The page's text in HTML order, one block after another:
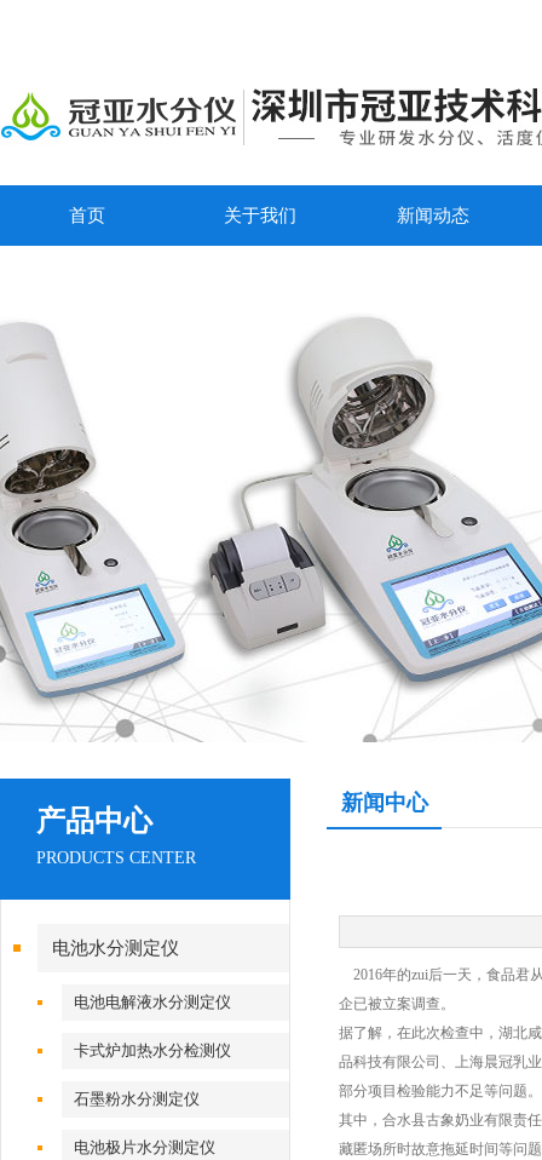
首页 关于我们 新闻动态
产品中心
PRODUCTS CENTER
电池水分测定仪
电池电解液水分测定仪
卡式炉加热水分检测仪
石墨粉水分测定仪
电池极片水分测定仪
新闻中心
2016年的zui后一天，食品君
企已被立案调查。
据了解，在此次检查中，湖北
品科技有限公司、上海晨冠乳
部分项目检验能力不足等问题
其中，合水县古象奶业有限责
藏匿场所时故意拖延时间等问